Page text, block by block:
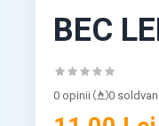
BEC
0 opinii 0